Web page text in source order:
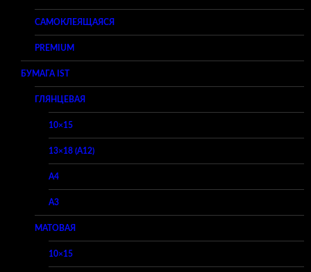
САМОКЛЕЯЩАЯСЯ
PREMIUM
БУМАГА IST
ГЛЯНЦЕВАЯ
10×15
13×18 (A12)
A4
A3
МАТОВАЯ
10×15